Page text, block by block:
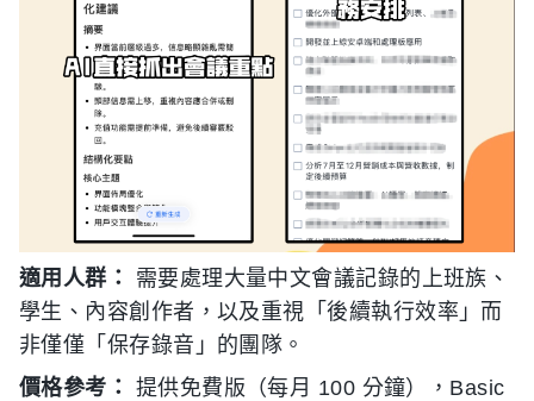
適用人群：
需要處理大量中文會議記錄的上班族、
學生、內容創作者，以及重視「後續執行效率」而
非僅僅「保存錄音」的團隊。
價格參考：
提供免費版（每月 100 分鐘），Basic